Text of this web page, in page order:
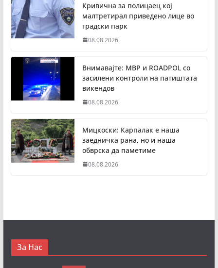
Кривична за полицаец кој
малтретирал приведено лице во
градски парк
08.08.2026
Внимавајте: МВР и ROADPOL со
засилени контроли на патиштата
викендов
08.08.2026
Мицкоски: Карпалак е наша
заедничка рана, но и наша
обврска да паметиме
08.08.2026
За Нас